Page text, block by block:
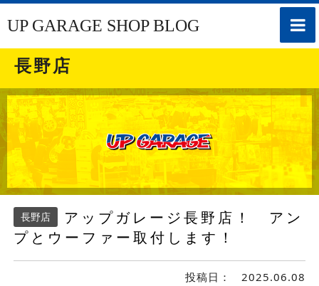
toggle
UP GARAGE SHOP BLOG
長野店
長野店
アップガレージ長野店！ アン
プとウーファー取付します！
投稿日： 2025.06.08